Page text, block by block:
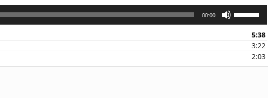
00:00
om
het
volume
5:38
3:22
2:03